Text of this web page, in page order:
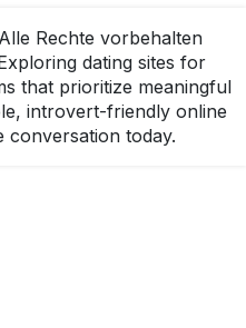
Rechte vorbehalten
dating sites for
that prioritize meaningful
introvert-friendly online
conversation today.